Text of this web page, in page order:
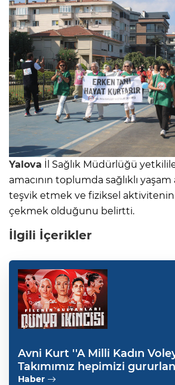
Yalova İl Sağlık Müdürlüğü
amacının toplumda sağlıklı yaşam
teşvik etmek ve fiziksel
çekmek olduğunu belirtti.
İlgili İçerikler
Avni Kurt ''A Milli Kadın
Takımımız hepimizi
Haber